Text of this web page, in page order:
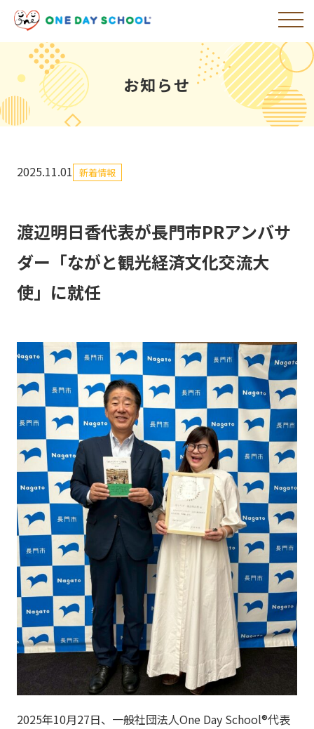
お知らせ
2025.11.01 新着情報
渡辺明日香代表が長門市PRアンバサ
ダー「ながと観光経済文化交流大
使」に就任
2025年10月27日、一般社団法人One Day School®代表